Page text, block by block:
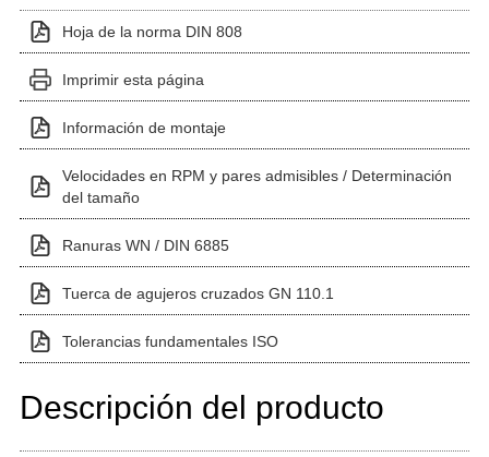
Hoja de la norma DIN 808
Imprimir esta página
Información de montaje
Velocidades en RPM y pares admisibles / Determinación
del tamaño
Ranuras WN / DIN 6885
Tuerca de agujeros cruzados GN 110.1
Tolerancias fundamentales ISO
Descripción del producto